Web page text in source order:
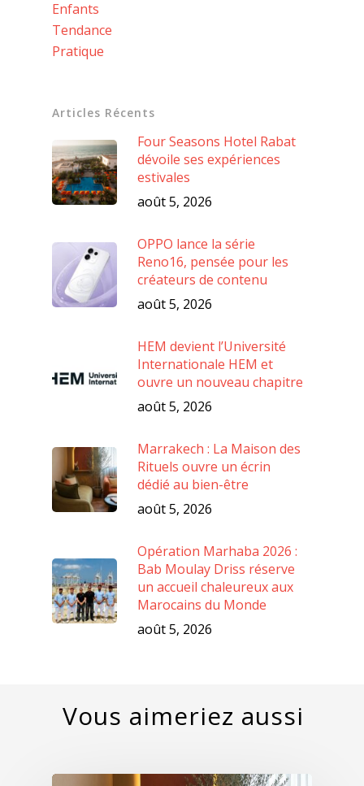
Enfants
Tendance
Pratique
Articles Récents
Four Seasons Hotel Rabat
dévoile ses expériences
estivales
août 5, 2026
OPPO lance la série
Reno16, pensée pour les
créateurs de contenu
août 5, 2026
HEM devient l’Université
Internationale HEM et
ouvre un nouveau chapitre
août 5, 2026
Marrakech : La Maison des
Rituels ouvre un écrin
dédié au bien-être
août 5, 2026
Opération Marhaba 2026 :
Bab Moulay Driss réserve
un accueil chaleureux aux
Marocains du Monde
août 5, 2026